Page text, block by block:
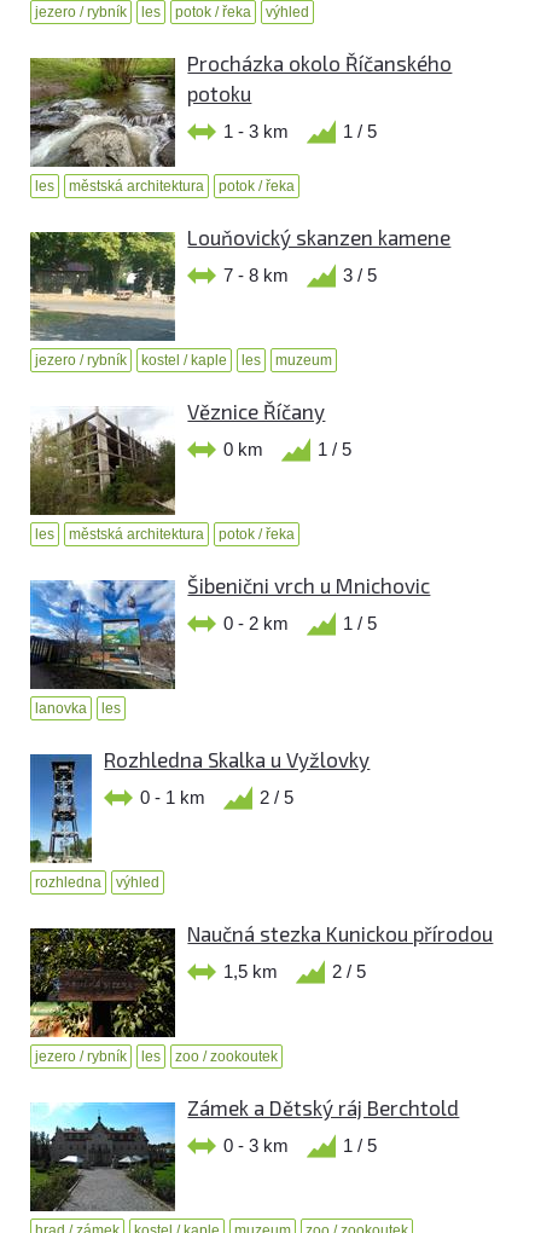
jezero / rybník les potok / řeka výhled
Procházka okolo Říčanského
potoku
1 - 3 km 1 / 5
les městská architektura potok / řeka
Louňovický skanzen kamene
7 - 8 km 3 / 5
jezero / rybník kostel / kaple les muzeum
Věznice Říčany
0 km 1 / 5
les městská architektura potok / řeka
Šibenični vrch u Mnichovic
0 - 2 km 1 / 5
lanovka les
Rozhledna Skalka u Vyžlovky
0 - 1 km 2 / 5
rozhledna výhled
Naučná stezka Kunickou přírodou
1,5 km 2 / 5
jezero / rybník les zoo / zookoutek
Zámek a Dětský ráj Berchtold
0 - 3 km 1 / 5